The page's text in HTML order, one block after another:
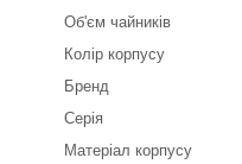
Об'єм чайників
Колір корпусу
Бренд
Серія
Матеріал корпусу